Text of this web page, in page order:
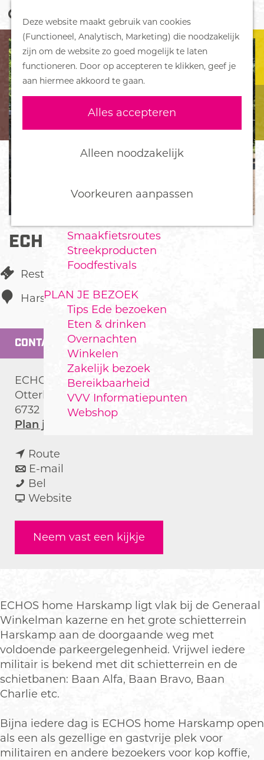
Deze website maakt gebruik van cookies
(Functioneel, Analytisch, Marketing) die noodzakelijk
zijn om de website zo goed mogelijk te laten
functioneren. Door op accepteren te klikken, geef je
aan hiermee akkoord te gaan.
Alles accepteren
Alleen noodzakelijk
Voorkeuren aanpassen
G
a
n
a
a
r
d
h
o
m
e
a
g
e
o
e
k
e
n
M
e
n
u
DORPEN
Bennekom
De Klomp
Deelen
Ederveen
Harskamp
Hoenderloo
Wekerom
Smaakfietsroutes
Streekproducten
Foodfestivals
PLAN JE BEZOEK
Tips Ede bezoeken
Eten & drinken
Overnachten
Winkelen
Zakelijk bezoek
Bereikbaarheid
VVV Informatiepunten
Webshop
ECHOS HOME
Restaurant
Harskamp
CONTACT
ECHOS Home
Otterloseweg 12A
6732 BA
Harskamp
Plan je route
s
H
e
Route
a
r
h
o
o
m
e
E-mail
a
c
h
H
o
m
e
Bel
c
s
H
e
Website
E
c
s
H
o
m
e
Neem vast een kijkje
ECHOS home Harskamp ligt vlak bij de Generaal
Winkelman kazerne en het grote schietterrein
Harskamp aan de doorgaande weg met
voldoende parkeergelegenheid. Vrijwel iedere
militair is bekend met dit schietterrein en de
schietbanen: Baan Alfa, Baan Bravo, Baan
Charlie etc.
Bijna iedere dag is ECHOS home Harskamp open
als een als gezellige en gastvrije plek voor
militairen en andere bezoekers voor kop koffie,